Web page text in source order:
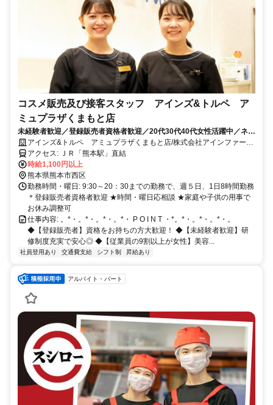
コスメ販売及び接客スタッフ アインズ&トルペ ア
ミュプラザくまもと店
未経験者歓迎／登録販売者資格者歓迎／20代30代40代女性活躍中／ネイ
ルOK／社割あり／交通費支給／駅チカ
アインズ&トルペ アミュプラザくまもと店/株式会社アインファーマ
シーズ
アクセス: ＪＲ「熊本駅」直結
時給1,100円以上
熊本県熊本市西区
勤務時間・曜日: 9:30～20：30までの勤務で、週５日、1日8時間勤務
＊登録販売者資格者歓迎 ★時間・曜日応相談 ★家庭や子供の用事で
お休み調整可
仕事内容: 。*・。*・。*・。*・ P O I N T ・*。*・。*・。*・。
◆【登録販売者】資格をお持ちの方大歓迎！ ◆【未経験者歓迎】研
修制度充実で安心◎ ◆【従業員の9割以上が女性】美容...
社員登用あり 交通費支給 シフト制 昇給あり
アルバイト・パート